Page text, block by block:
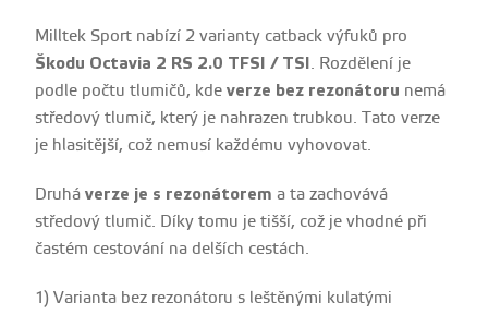
Milltek Sport nabízí 2 varianty catback výfuků pro
Škodu Octavia 2 RS 2.0 TFSI / TSI. Rozdělení je
podle počtu tlumičů, kdeverze bez rezonátoru nemá
středový tlumič, který je nahrazen trubkou. Tato verze
je hlasitější, což nemusí každému vyhovovat.
Druháverze je s rezonátorem a ta zachovává
středový tlumič. Díky tomu je tišší, což je vhodné při
častém cestování na delších cestách.
1) Varianta bez rezonátoru s leštěnými kulatými